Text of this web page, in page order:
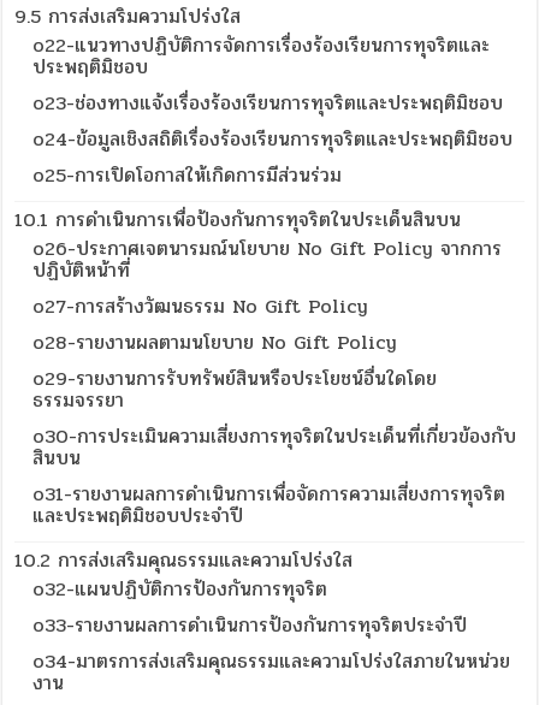
9.5 การส่งเสริมความโปร่งใส
o22-แนวทางปฏิบัติการจัดการเรื่องร้องเรียนการทุจริตและ
ประพฤติมิชอบ
o23-ช่องทางแจ้งเรื่องร้องเรียนการทุจริตและประพฤติมิชอบ
o24-ข้อมูลเชิงสถิติเรื่องร้องเรียนการทุจริตและประพฤติมิชอบ
o25-การเปิดโอกาสให้เกิดการมีส่วนร่วม
10.1 การดำเนินการเพื่อป้องกันการทุจริตในประเด็นสินบน
o26-ประกาศเจตนารมณ์นโยบาย No Gift Policy จากการ
ปฏิบัติหน้าที่
o27-การสร้างวัฒนธรรม No Gift Policy
o28-รายงานผลตามนโยบาย No Gift Policy
o29-รายงานการรับทรัพย์สินหรือประโยชน์อื่นใดโดย
ธรรมจรรยา
o30-การประเมินความเสี่ยงการทุจริตในประเด็นที่เกี่ยวข้องกับ
สินบน
o31-รายงานผลการดำเนินการเพื่อจัดการความเสี่ยงการทุจริต
และประพฤติมิชอบประจำปี
10.2 การส่งเสริมคุณธรรมและความโปร่งใส
o32-แผนปฏิบัติการป้องกันการทุจริต
o33-รายงานผลการดำเนินการป้องกันการทุจริตประจำปี
o34-มาตรการส่งเสริมคุณธรรมและความโปร่งใสภายในหน่วย
งาน